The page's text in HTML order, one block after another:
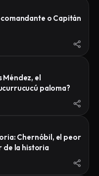
o Capitán
Méndez, el
paloma?
Chernóbil, el peor
de la historia